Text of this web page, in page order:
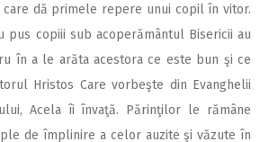
care dă primele repere unui copil în vitor.
pus copiii sub acoperământul Bisericii au
în a le arăta acestora ce este bun şi ce
Hristos Care vorbeşte din Evanghelii
Acela îi învaţă. Părinţilor le rămâne
de împlinire a celor auzite şi văzute în